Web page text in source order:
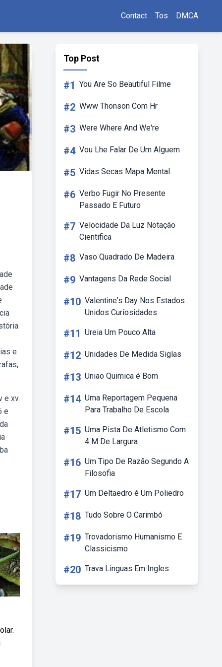
Contact Tos DMCA
e
e xv.
e
Top Post
#1 You Are So Beautiful Filme
#2 Www Thonson Com Hr
#3 Were Where And We're
#4 Vou Lhe Falar De Um Alguem
#5 Vidas Secas Mapa Mental
#6 Verbo Fugir No Presente
Passado E Futuro
#7 Velocidade Da Luz Notação
Cientifica
#8 Vaso Quadrado De Madeira
#9 Vantagens Da Rede Social
#10 Valentine's Day Nos Estados
Unidos Curiosidades
#11 Ureia Um Pouco Alta
#12 Unidades De Medida Siglas
#13 Uniao Quimica é Bom
#14 Uma Reportagem Pequena
Para Trabalho De Escola
#15 Uma Pista De Atletismo Com
4 M De Largura
#16 Um Tipo De Razão Segundo A
Filosofia
#17 Um Deltaedro é Um Poliedro
#18 Tudo Sobre O Carimbó
#19 Trovadorismo Humanismo E
Classicismo
#20 Trava Linguas Em Ingles